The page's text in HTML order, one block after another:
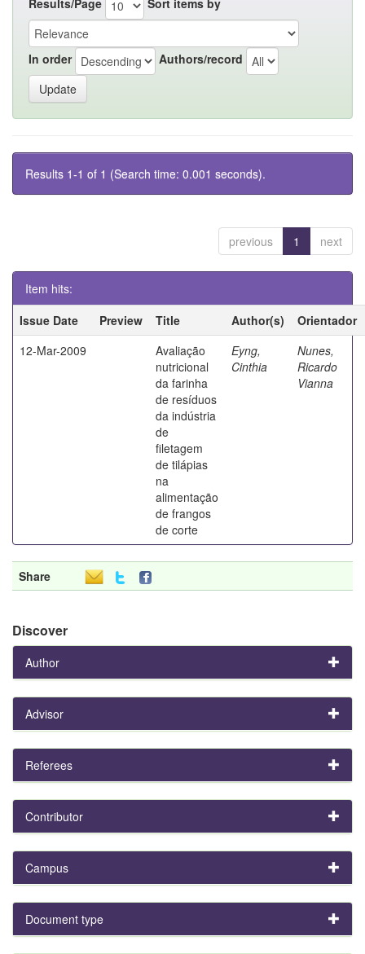
Results/Page Sort items by
In order Authors/record
Results 1-1 of 1 (Search time: 0.001 seconds).
previous 1 next
Item hits:
Issue Date
Preview Title Author(s)
Orientador
12-Mar-2009
Avaliação
nutricional
da farinha
de resíduos
da indústria
de
filetagem
de tilápias
na
alimentação
de frangos
de corte
Eyng,
Cinthia
Nunes,
Ricardo
Vianna
Share
Discover
Author
Advisor
Referees
Contributor
Campus
Document type